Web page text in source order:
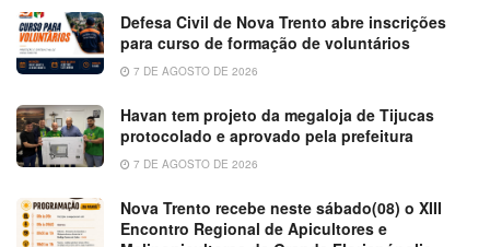
Defesa Civil de Nova Trento abre inscrições
para curso de formação de voluntários
7 DE AGOSTO DE 2026
Havan tem projeto da megaloja de Tijucas
protocolado e aprovado pela prefeitura
7 DE AGOSTO DE 2026
Nova Trento recebe neste sábado(08) o XIII
Encontro Regional de Apicultores e